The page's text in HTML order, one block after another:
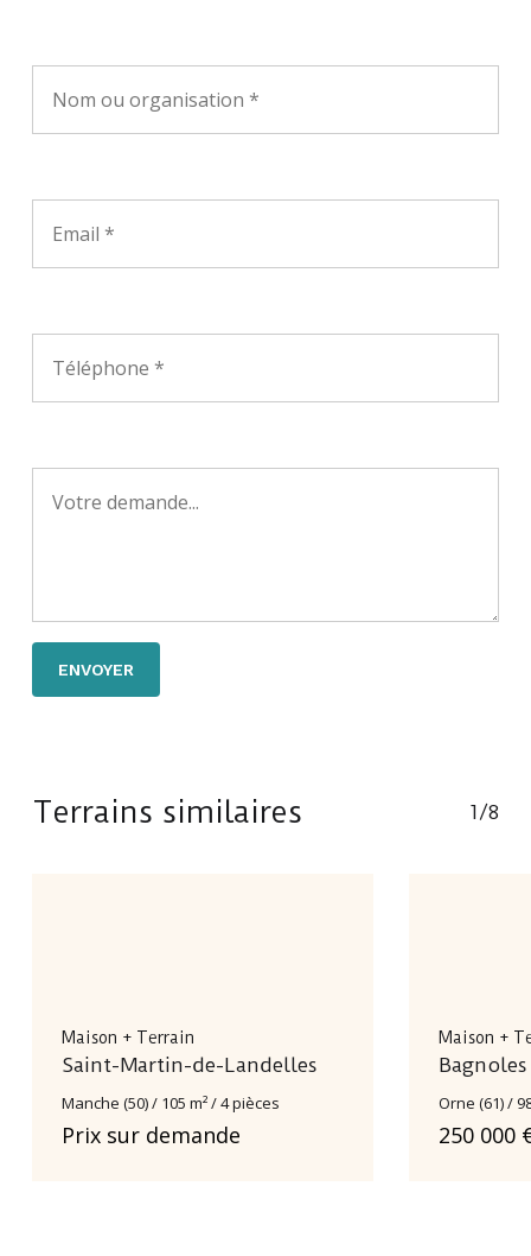
Terrains similaires 1/8
Maison + Terrain
Saint-Martin-de-Landelles
Manche (50) / 105 m² / 4 pièces
Prix sur demande
Maison +
Orne (61) /
250 000